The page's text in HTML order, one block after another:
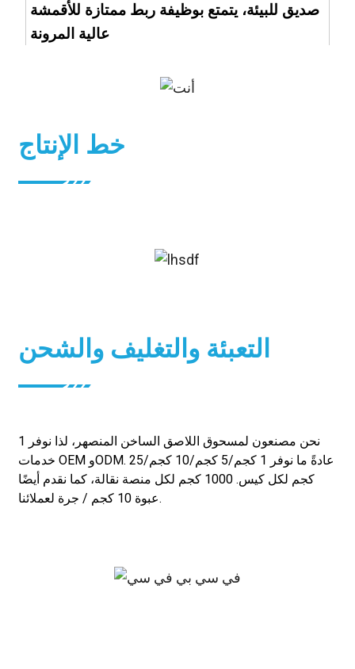
صديق للبيئة، يتمتع بوظيفة ربط ممتازة للأقمشة
عالية المرونة
خط الإنتاج
التعبئة والتغليف والشحن
1
خدمات OEM وODM. عادةً ما نوفر 1 كجم/5 كجم/10 كجم/25
كجم لكل كيس. 1000 كجم لكل منصة نقالة،
كما نقدم أيضًا
عبوة 10 كجم / جرة لعملائنا.